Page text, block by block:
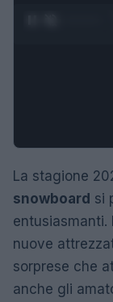
La stagione
snowboard si
entusiasmanti.
nuove
sorprese che
anche gli